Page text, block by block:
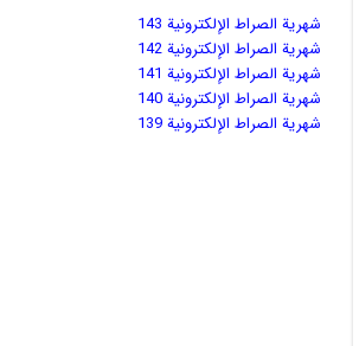
شهریة الصراط الإلكترونية 143
شهریة الصراط الإلكترونية 142
شهریة الصراط الإلكترونية 141
شهریة الصراط الإلكترونية 140
شهریة الصراط الإلكترونية 139